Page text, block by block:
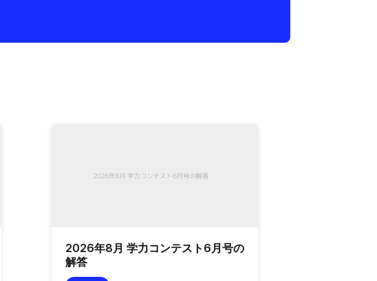
2026年8月 学力コンテスト6月号の
解答